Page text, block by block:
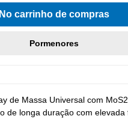
No carrinho de compras
Pormenores